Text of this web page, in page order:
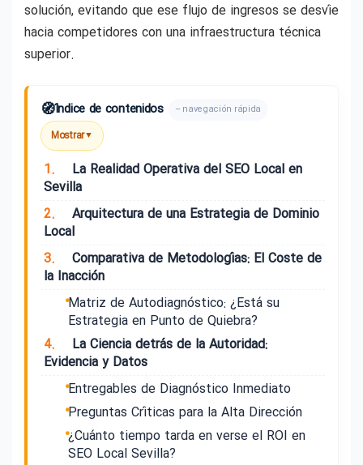
solución, evitando que ese flujo de ingresos se desvíe
hacia competidores con una infraestructura técnica
superior.
🧭Índice de contenidos – navegación rápida
Mostrar▼
1.
La Realidad Operativa del SEO Local en
Sevilla
2.
Arquitectura de una Estrategia de Dominio
Local
3.
Comparativa de Metodologías: El Coste de
la Inacción
Matriz de Autodiagnóstico: ¿Está su
Estrategia en Punto de Quiebra?
4.
La Ciencia detrás de la Autoridad:
Evidencia y Datos
Entregables de Diagnóstico Inmediato
Preguntas Críticas para la Alta Dirección
¿Cuánto tiempo tarda en verse el ROI en
SEO Local Sevilla?